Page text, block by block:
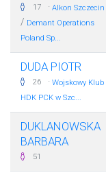
17 · Alkon Szczecin
/ Demant Operations
Poland Sp...
DUDA PIOTR
26 · Wojskowy Klub
HDK PCK w Szc...
DUKLANOWSKA
BARBARA
51